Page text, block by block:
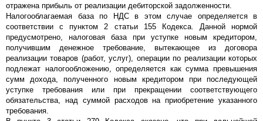
отражена прибыль от реализации дебиторской задолженности.
Налогооблагаемая база по НДС в этом случае определяется в
соответствии с пунктом 2 статьи 155 Кодекса. Данной нормой
предусмотрено, налоговая база при уступке новым кредитором,
получившим денежное требование, вытекающее из договора
реализации товаров (работ, услуг), операции по реализации которых
подлежат налогообложению, определяется как сумма превышения
сумм дохода, полученного новым кредитором при последующей
уступке требования или при прекращении соответствующего
обязательства, над суммой расходов на приобретение указанного
требования.